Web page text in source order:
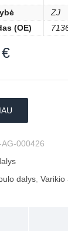
ZJ
(OE)
€
AG-000426
dalys Varikio